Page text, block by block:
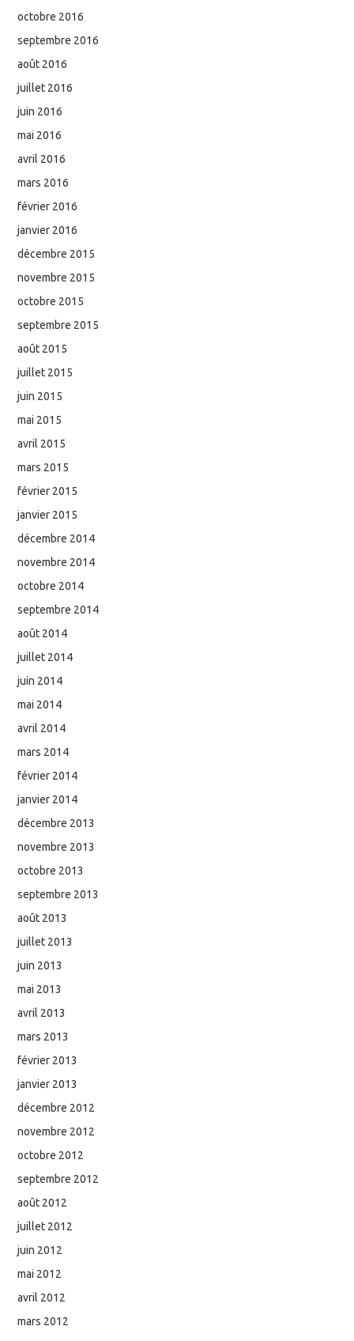
octobre 2016
septembre 2016
août 2016
juillet 2016
juin 2016
mai 2016
avril 2016
mars 2016
février 2016
janvier 2016
décembre 2015
novembre 2015
octobre 2015
septembre 2015
août 2015
juillet 2015
juin 2015
mai 2015
avril 2015
mars 2015
février 2015
janvier 2015
décembre 2014
novembre 2014
octobre 2014
septembre 2014
août 2014
juillet 2014
juin 2014
mai 2014
avril 2014
mars 2014
février 2014
janvier 2014
décembre 2013
novembre 2013
octobre 2013
septembre 2013
août 2013
juillet 2013
juin 2013
mai 2013
avril 2013
mars 2013
février 2013
janvier 2013
décembre 2012
novembre 2012
octobre 2012
septembre 2012
août 2012
juillet 2012
juin 2012
mai 2012
avril 2012
mars 2012